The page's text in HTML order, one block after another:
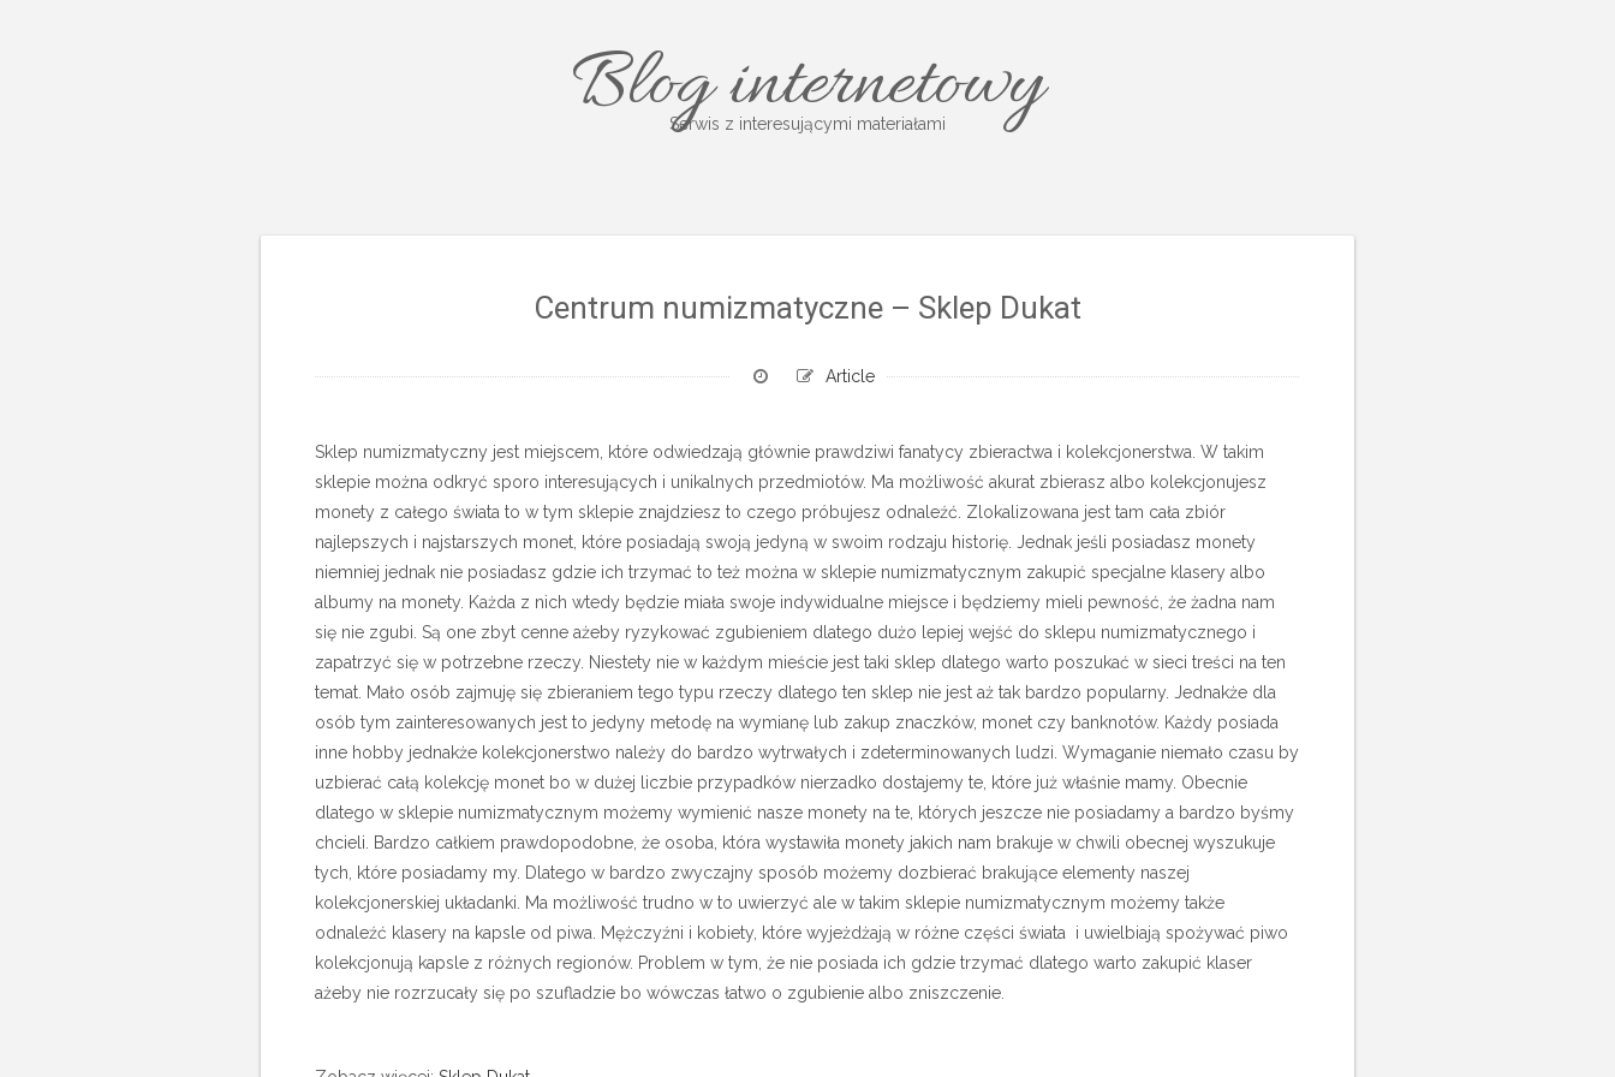
Blog internetowy
Serwis z interesującymi materiałami
Centrum numizmatyczne – Sklep Dukat
Article
Sklep numizmatyczny jest miejscem, które odwiedzają głównie prawdziwi fanatycy zbieractwa i kolekcjonerstwa. W takim
sklepie można odkryć sporo interesujących i unikalnych przedmiotów. Ma możliwość akurat zbierasz albo kolekcjonujesz
monety z całego świata to w tym sklepie znajdziesz to czego próbujesz odnaleźć. Zlokalizowana jest tam cała zbiór
najlepszych i najstarszych monet, które posiadają swoją jedyną w swoim rodzaju historię. Jednak jeśli posiadasz monety
niemniej jednak nie posiadasz gdzie ich trzymać to też można w sklepie numizmatycznym zakupić specjalne klasery albo
albumy na monety. Każda z nich wtedy będzie miała swoje indywidualne miejsce i będziemy mieli pewność, że żadna nam
się nie zgubi. Są one zbyt cenne ażeby ryzykować zgubieniem dlatego dużo lepiej wejść do sklepu numizmatycznego i
zapatrzyć się w potrzebne rzeczy. Niestety nie w każdym mieście jest taki sklep dlatego warto poszukać w sieci treści na ten
temat. Mało osób zajmuję się zbieraniem tego typu rzeczy dlatego ten sklep nie jest aż tak bardzo popularny. Jednakże dla
osób tym zainteresowanych jest to jedyny metodę na wymianę lub zakup znaczków, monet czy banknotów. Każdy posiada
inne hobby jednakże kolekcjonerstwo należy do bardzo wytrwałych i zdeterminowanych ludzi. Wymaganie niemało czasu by
uzbierać całą kolekcję monet bo w dużej liczbie przypadków nierzadko dostajemy te, które już właśnie mamy. Obecnie
dlatego w sklepie numizmatycznym możemy wymienić nasze monety na te, których jeszcze nie posiadamy a bardzo byśmy
chcieli. Bardzo całkiem prawdopodobne, że osoba, która wystawiła monety jakich nam brakuje w chwili obecnej wyszukuje
tych, które posiadamy my. Dlatego w bardzo zwyczajny sposób możemy dozbierać brakujące elementy naszej
kolekcjonerskiej układanki. Ma możliwość trudno w to uwierzyć ale w takim sklepie numizmatycznym możemy także
odnaleźć klasery na kapsle od piwa. Mężczyźni i kobiety, które wyjeżdżają w różne części świata i uwielbiają spożywać piwo
kolekcjonują kapsle z różnych regionów. Problem w tym, że nie posiada ich gdzie trzymać dlatego warto zakupić klaser
ażeby nie rozrzucały się po szufladzie bo wówczas łatwo o zgubienie albo zniszczenie.